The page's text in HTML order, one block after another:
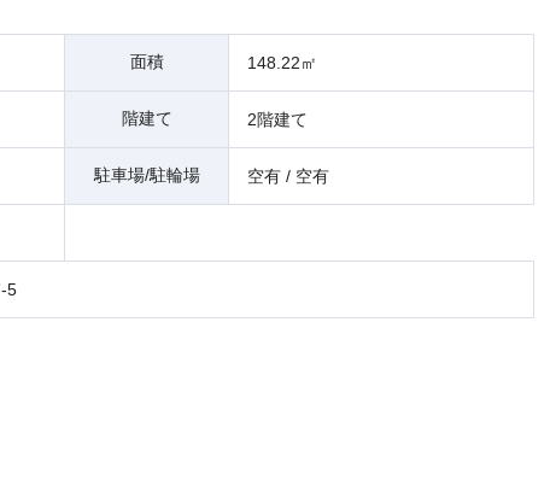
面積 148.22㎡
階建て 2階建て
駐車場/駐輪場 空有 / 空有
5